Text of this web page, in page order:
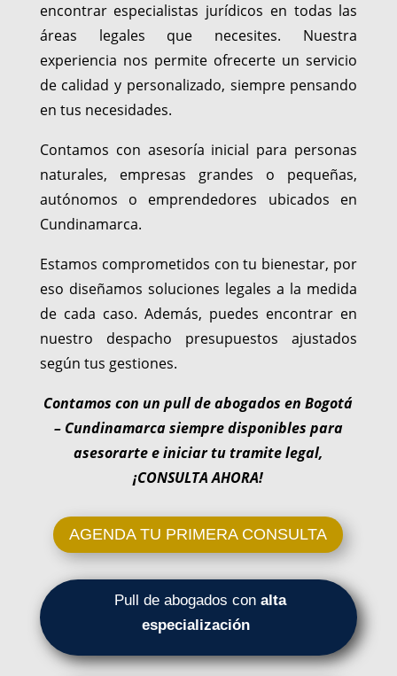
encontrar especialistas jurídicos en todas las
áreas legales que necesites. Nuestra
experiencia nos permite ofrecerte un servicio
de calidad y personalizado, siempre pensando
en tus necesidades.
Contamos con asesoría inicial para personas
naturales, empresas grandes o pequeñas,
autónomos o emprendedores ubicados en
Cundinamarca.
Estamos comprometidos con tu bienestar, por
eso diseñamos soluciones legales a la medida
de cada caso. Además, puedes encontrar en
nuestro despacho presupuestos ajustados
según tus gestiones.
Contamos con un pull de abogados en Bogotá
– Cundinamarca siempre disponibles para
asesorarte e iniciar tu tramite legal,
¡CONSULTA AHORA!
AGENDA TU PRIMERA CONSULTA
Pull de abogados con alta
especialización